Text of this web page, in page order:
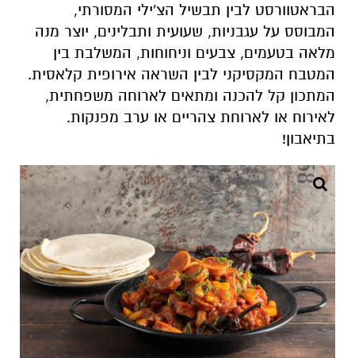
הבראטוורסט לבין תבשיל הצ'ילי המסורתי,
המבוסס על עגבניות, שעועית ותבלינים, יוצר מנה
מלאה בטעמים, צבעים וניחוחות, המשלבת בין
המטבח המקסיקני לבין השראה אירופית קלאסית.
המתכון קל להכנה ומתאים לארוחה משפחתית,
לאירוח או לארוחת צהריים או ערב מפנקות.
בתיאבון!